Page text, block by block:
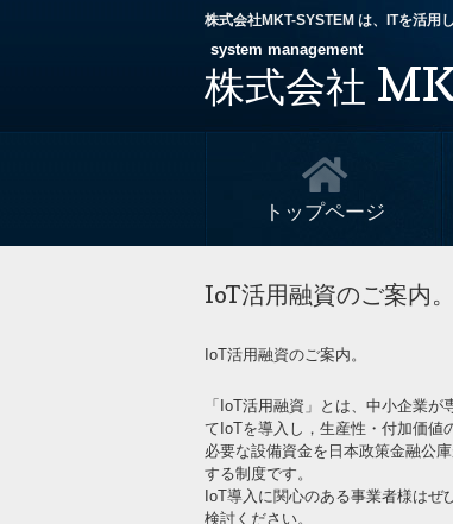
株式会社MKT-SYSTEM は、ITを活用
system management
株式会社
トップページ
IoT活用融資のご案内。
IoT活用融資のご案内。
「IoT活用融資」とは、中小企業が
てIoTを導入し，生産性・付加価値
必要な設備資金を日本政策金融公
する制度です。
IoT導入に関心のある事業者様はぜ
検討ください。